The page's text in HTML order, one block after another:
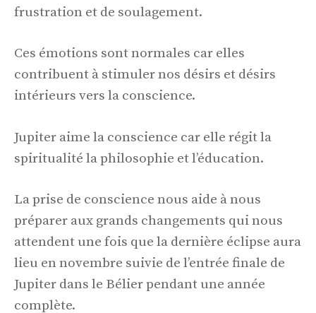
frustration et de soulagement.
Ces émotions sont normales car elles
contribuent à stimuler nos désirs et désirs
intérieurs vers la conscience.
Jupiter aime la conscience car elle régit la
spiritualité la philosophie et l’éducation.
La prise de conscience nous aide à nous
préparer aux grands changements qui nous
attendent une fois que la dernière éclipse aura
lieu en novembre suivie de l’entrée finale de
Jupiter dans le Bélier pendant une année
complète.